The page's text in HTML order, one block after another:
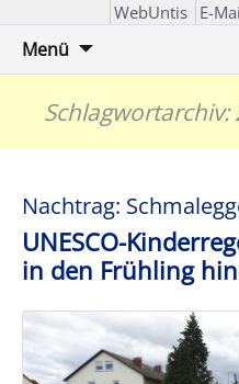
WebUntis E-
Menü
Schlagwortarchiv:
Nachtrag:
UNESCO-
in den Frühling